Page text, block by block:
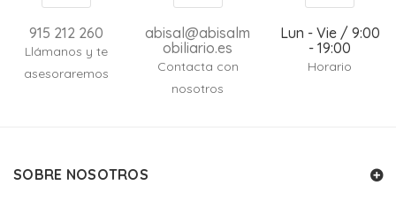
915 212 260
Llámanos y te
asesoraremos
abisal@abisalm
obiliario.es
Contacta con
nosotros
Lun - Vie / 9:00
- 19:00
Horario
SOBRE NOSOTROS